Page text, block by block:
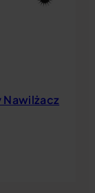
Nawilżacz